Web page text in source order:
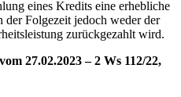
eines Kredits eine erhebliche
der Folgezeit jedoch weder der
zurückgezahlt wird.
27.02.2023 – 2 Ws 112/22,